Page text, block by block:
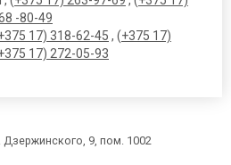
-80-49
17) 318-62-45 , (+375 17)
17) 272-05-93
Дзержинского, 9, пом. 1002